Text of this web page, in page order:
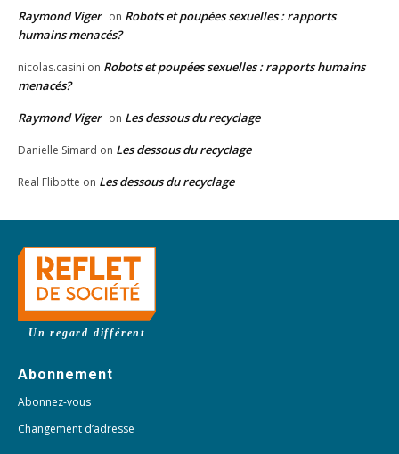
Raymond Viger on Robots et poupées sexuelles : rapports
humains menacés?
nicolas.casini on Robots et poupées sexuelles : rapports humains
menacés?
Raymond Viger on Les dessous du recyclage
Danielle Simard on Les dessous du recyclage
Real Flibotte on Les dessous du recyclage
Un regard différent
Abonnement
Abonnez-vous
Changement d’adresse